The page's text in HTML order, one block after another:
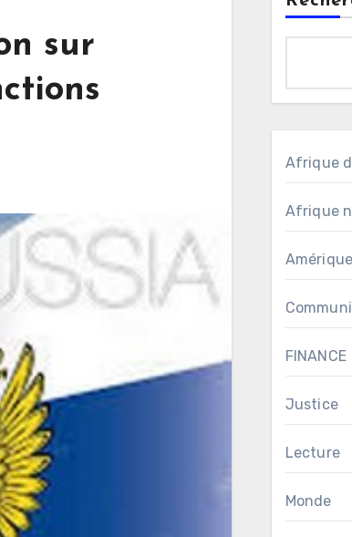
sur
Afrique
Afrique
FINANCE
Justice
Lecture
Monde